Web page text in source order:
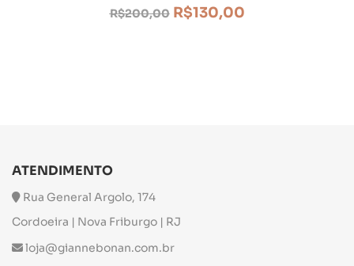
R$200,00 R$130,00
ATENDIMENTO
Rua General Argolo, 174
Cordoeira | Nova Friburgo | RJ
loja@giannebonan.com.br